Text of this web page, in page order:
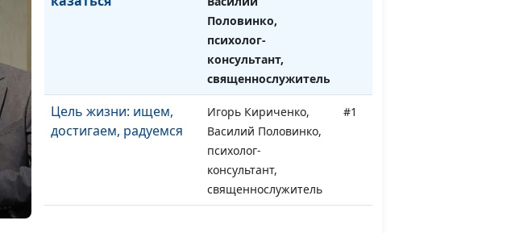
Половинко,
психолог-
консультант,
священнослужитель
Цель жизни: ищем,
достигаем, радуемся
Игорь Кириченко,
Василий Половинко,
психолог-
консультант,
священнослужитель
#1